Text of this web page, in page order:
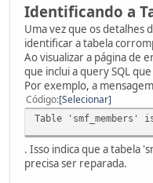
Identificando a
Uma vez que os detalhes
identificar a tabela
Ao visualizar a página de
que inclui a query SQL
Por exemplo, a
Código Selecionar
Table 'smf_members'
. Isso indica que a tabela
precisa ser reparada.